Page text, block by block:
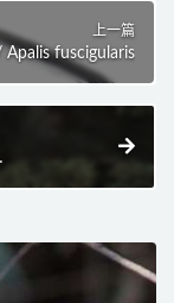
上一篇
fuscigularis